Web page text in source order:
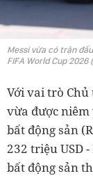
Messi vừa có trận
FIFA World Cup 2026
Với vai trò Chủ
vừa được
bất động sản
232 triệu USD
bất động sản